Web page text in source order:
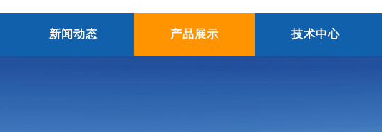
新闻动态 产品展示 技术中心